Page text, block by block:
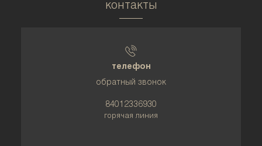
контакты
телефон
обратный звонок
84012336930
горячая линия